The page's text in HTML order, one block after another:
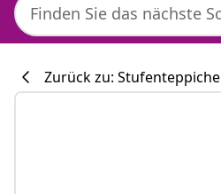
Zurück zu: Stufenteppiche